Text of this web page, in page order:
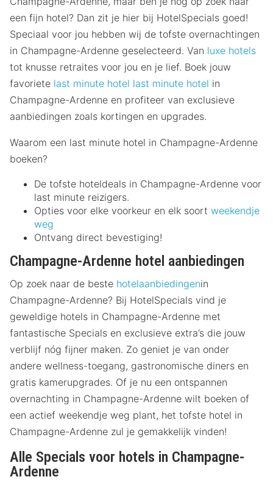
een fijn hotel? Dan zit je hier bij HotelSpecials goed!
Speciaal voor jou hebben wij de tofste overnachtingen
in Champagne-Ardenne geselecteerd. Van luxe hotels
tot knusse retraites voor jou en je lief. Boek jouw
favoriete last minute hotel last minute hotel in
Champagne-Ardenne en profiteer van exclusieve
aanbiedingen zoals kortingen en upgrades.
Waarom een last minute hotel in Champagne-Ardenne
boeken?
De tofste hoteldeals in Champagne-Ardenne voor
last minute reizigers.
Opties voor elke voorkeur en elk soort weekendje
weg
Ontvang direct bevestiging!
Champagne-Ardenne hotel aanbiedingen
Op zoek naar de beste hotelaanbiedingenin
Champagne-Ardenne? Bij HotelSpecials vind je
geweldige hotels in Champagne-Ardenne met
fantastische Specials en exclusieve extra’s die jouw
verblijf nóg fijner maken. Zo geniet je van onder
andere wellness-toegang, gastronomische diners en
gratis kamerupgrades. Of je nu een ontspannen
overnachting in Champagne-Ardenne wilt boeken of
een actief weekendje weg plant, het tofste hotel in
Champagne-Ardenne zul je gemakkelijk vinden!
Alle Specials voor hotels in Champagne-
Ardenne